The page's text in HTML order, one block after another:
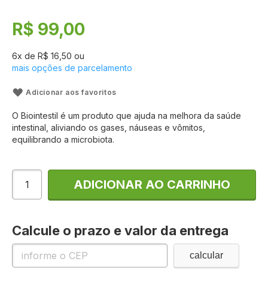
Galeria
imagens
R$ 99,00
6x de R$ 16,50 ou
mais opções de parcelamento
Adicionar aos favoritos
O Biointestil é um produto que ajuda na melhora da saúde
intestinal, aliviando os gases, náuseas e vômitos,
equilibrando a microbiota.
ADICIONAR AO CARRINHO
Calcule o prazo e valor da entrega